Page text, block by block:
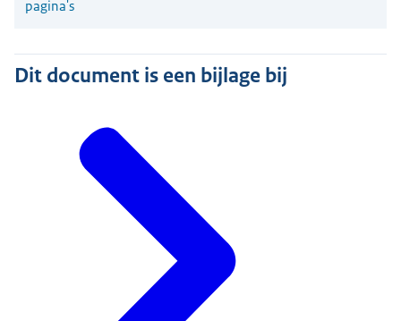
pagina's
Dit document is een bijlage bij